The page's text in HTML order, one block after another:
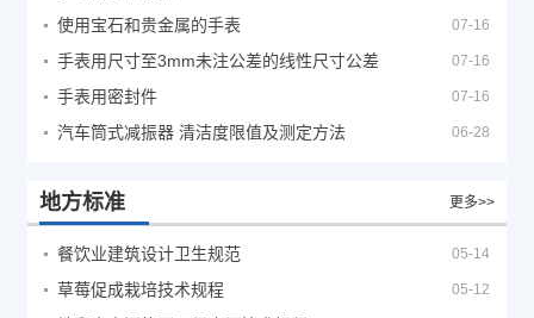
使用宝石和贵金属的手表 07-16
手表用尺寸至3mm未注公差的线性尺寸公差 07-16
手表用密封件 07-16
汽车筒式减振器 清洁度限值及测定方法 06-28
地方标准 更多>>
餐饮业建筑设计卫生规范 05-14
草莓促成栽培技术规程 05-12